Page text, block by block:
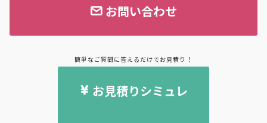
お問い合わせ
簡単なご質問に答えるだけでお見積り！
お見積りシミュレ